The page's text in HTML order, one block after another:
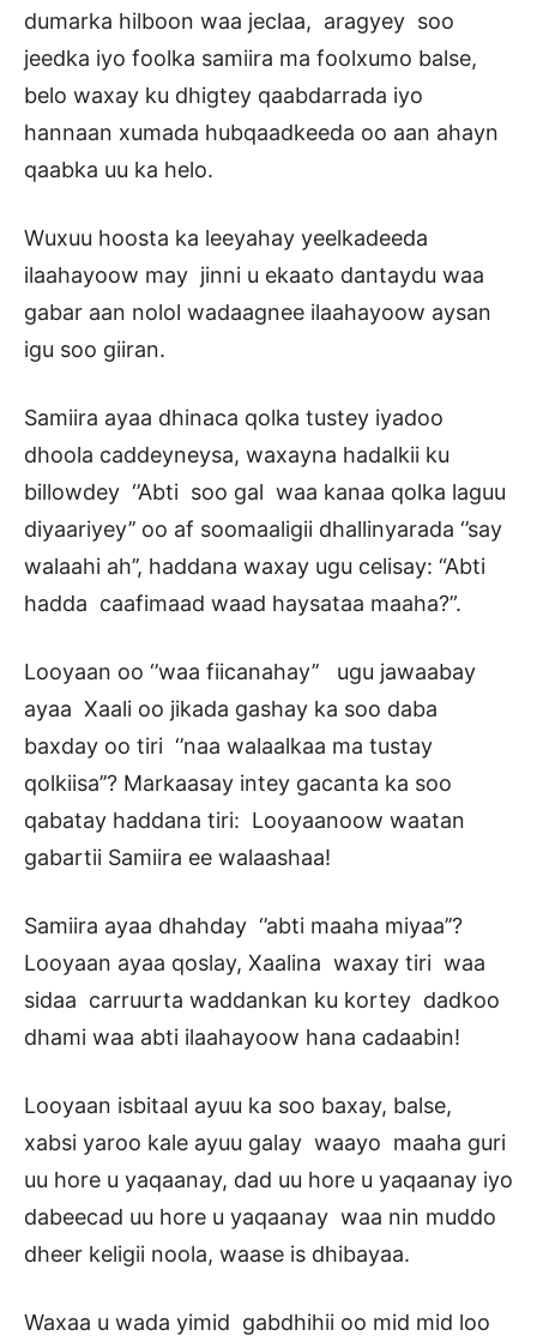
dumarka hilboon waa jeclaa, aragyey soo
jeedka iyo foolka samiira ma foolxumo balse,
belo waxay ku dhigtey qaabdarrada iyo
hannaan xumada hubqaadkeeda oo aan ahayn
qaabka uu ka helo.
Wuxuu hoosta ka leeyahay yeelkadeeda
ilaahayoow may jinni u ekaato dantaydu waa
gabar aan nolol wadaagnee ilaahayoow aysan
igu soo giiran.
Samiira ayaa dhinaca qolka tustey iyadoo
dhoola caddeyneysa, waxayna hadalkii ku
billowdey ‘’Abti soo gal waa kanaa qolka laguu
diyaariyey’’ oo af soomaaligii dhallinyarada ‘’say
walaahi ah’’, haddana waxay ugu celisay: “Abti
hadda caafimaad waad haysataa maaha?”.
Looyaan oo ‘’waa fiicanahay’’ ugu jawaabay
ayaa Xaali oo jikada gashay ka soo daba
baxday oo tiri ‘’naa walaalkaa ma tustay
qolkiisa’’? Markaasay intey gacanta ka soo
qabatay haddana tiri: Looyaanoow waatan
gabartii Samiira ee walaashaa!
Samiira ayaa dhahday ‘’abti maaha miyaa’’?
Looyaan ayaa qoslay, Xaalina waxay tiri waa
sidaa carruurta waddankan ku kortey dadkoo
dhami waa abti ilaahayoow hana cadaabin!
Looyaan isbitaal ayuu ka soo baxay, balse,
xabsi yaroo kale ayuu galay waayo maaha guri
uu hore u yaqaanay, dad uu hore u yaqaanay iyo
dabeecad uu hore u yaqaanay waa nin muddo
dheer keligii noola, waase is dhibayaa.
Waxaa u wada yimid gabdhihii oo mid mid loo